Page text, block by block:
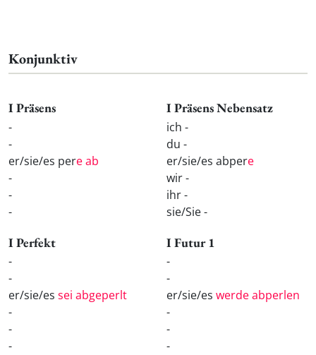
Konjunktiv
I Präsens
-
-
er/sie/es pere ab
-
-
-
I Präsens Nebensatz
ich -
du -
er/sie/es abpere
wir -
ihr -
sie/Sie -
I Perfekt
-
-
er/sie/es sei abgeperlt
-
-
-
I Futur 1
-
-
er/sie/es werde abperlen
-
-
-